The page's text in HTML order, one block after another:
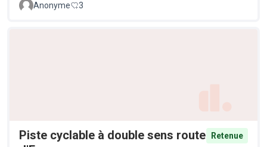
Anonyme 3
Piste cyclable à double sens route
Retenue